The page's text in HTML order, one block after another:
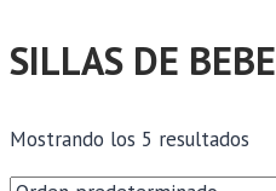
SILLAS DE BEBE
Mostrando los 5 resultados